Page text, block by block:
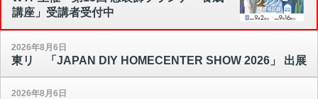
講座」受講者受付中
2026年8月6日
東リ 「JAPAN DIY HOMECENTER SHOW 2026」 出展
2026年8月6日